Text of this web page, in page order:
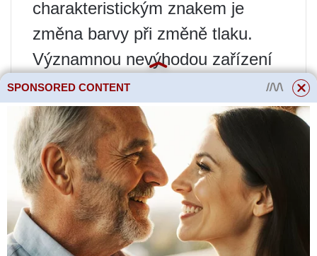
charakteristickým znakem je
změna barvy při změně tlaku.
Významnou nevýhodou zařízení
je špatná ochrana proti
mechanickému poškození a
vandalům – odšroubování
snímače není nijak zvlášť obtížné
a lze jej provést ručně.
Vnitřní senzory jsou spolehlivější,
protože jsou zcela chráněny před
SPONSORED CONTENT